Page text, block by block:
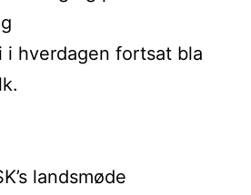
i hverdagen fortsat bla
landsmøde